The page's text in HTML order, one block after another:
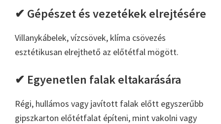
✔ Gépészet és vezetékek elrejtésére
Villanykábelek, vízcsövek, klíma csövezés
esztétikusan elrejthető az előtétfal mögött.
✔ Egyenetlen falak eltakarására
Régi, hullámos vagy javított falak előtt egyszerűbb
gipszkarton előtétfalat építeni, mint vakolni vagy